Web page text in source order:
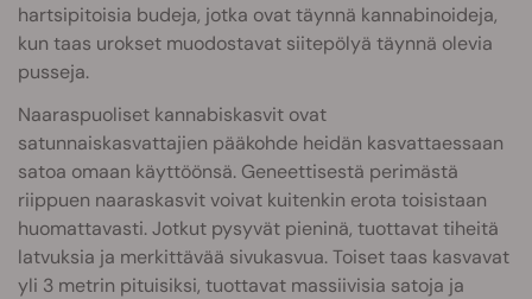
hartsipitoisia budeja, jotka ovat täynnä kannabinoideja,
kun taas urokset muodostavat siitepölyä täynnä olevia
pusseja.
Naaraspuoliset kannabiskasvit ovat
satunnaiskasvattajien pääkohde heidän kasvattaessaan
satoa omaan käyttöönsä. Geneettisestä perimästä
riippuen naaraskasvit voivat kuitenkin erota toisistaan
huomattavasti. Jotkut pysyvät pieninä, tuottavat tiheitä
latvuksia ja merkittävää sivukasvua. Toiset taas kasvavat
yli 3 metrin pituisiksi, tuottavat massiivisia satoja ja